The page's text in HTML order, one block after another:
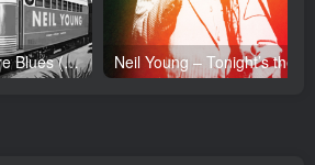
Neil Young – Vampire Blues (Live) – Single(054391239303)【24bit／96.0kHz】土耳其区